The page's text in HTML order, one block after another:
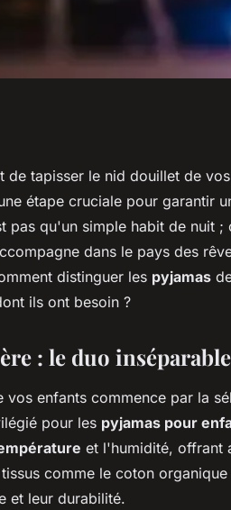
en compte
enfant de
de tapisser le nid douillet de
étape cruciale pour garantir
pas qu'un simple habit de nuit
dans le pays des
distinguer les pyjamas
ils ont besoin ?
: le duo inséparable
vos enfants commence par la
pour les pyjamas pour
et l'humidité, offrant
comme le coton
et leur durabilité.